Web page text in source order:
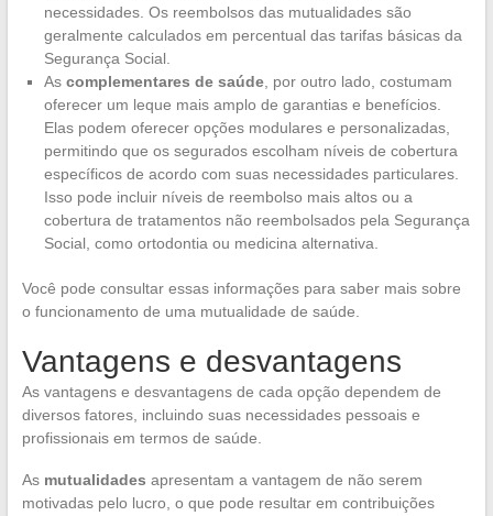
necessidades. Os reembolsos das mutualidades são
geralmente calculados em percentual das tarifas básicas da
Segurança Social.
As complementares de saúde, por outro lado, costumam
oferecer um leque mais amplo de garantias e benefícios.
Elas podem oferecer opções modulares e personalizadas,
permitindo que os segurados escolham níveis de cobertura
específicos de acordo com suas necessidades particulares.
Isso pode incluir níveis de reembolso mais altos ou a
cobertura de tratamentos não reembolsados pela Segurança
Social, como ortodontia ou medicina alternativa.
Você pode consultar essas informações para saber mais sobre
o funcionamento de uma mutualidade de saúde.
Vantagens e desvantagens
As vantagens e desvantagens de cada opção dependem de
diversos fatores, incluindo suas necessidades pessoais e
profissionais em termos de saúde.
As mutualidades apresentam a vantagem de não serem
motivadas pelo lucro, o que pode resultar em contribuições